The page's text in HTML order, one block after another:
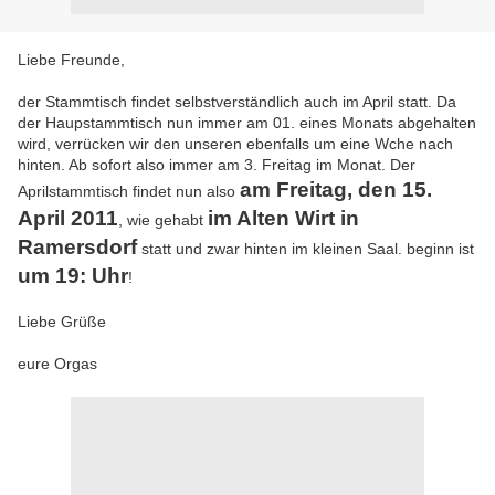
Liebe Freunde,
der Stammtisch findet selbstverständlich auch im April statt. Da
der Haupstammtisch nun immer am 01. eines Monats abgehalten
wird, verrücken wir den unseren ebenfalls um eine Wche nach
hinten. Ab sofort also immer am 3. Freitag im Monat. Der
Aprilstammtisch findet nun also am Freitag, den 15.
April 2011 , wie gehabt im Alten Wirt in
Ramersdorfstatt und zwar hinten im kleinen Saal. beginn ist
um 19: Uhr!
Liebe Grüße
eure Orgas